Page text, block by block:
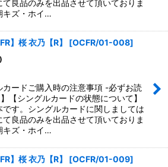
て良品のみを出品させて頂いておりま
キズ・ホイ…
】桜 衣乃【R】 [OCFR/01-008]
カードご購入時の注意事項 -必ずお読
【シングルカードの状態について】
です。シングルカードに関しましては
て良品のみを出品させて頂いておりま
キズ・ホイ…
】桜 衣乃【R】 [OCFR/01-009]